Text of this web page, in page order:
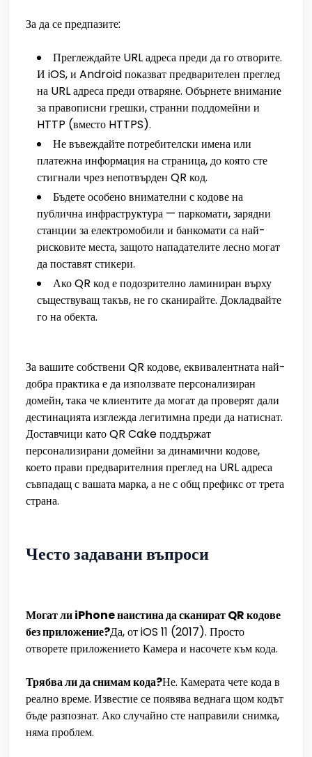
За да се предпазите:
Преглеждайте URL адреса преди да го отворите.
И iOS, и Android показват предварителен преглед
на URL адреса преди отваряне. Обърнете внимание
за правописни грешки, странни поддомейни и
HTTP (вместо HTTPS).
Не въвеждайте потребителски имена или
платежна информация на страница, до която сте
стигнали чрез непотвърден QR код.
Бъдете особено внимателни с кодове на
публична инфраструктура — паркомати, зарядни
станции за електромобили и банкомати са най-
рисковите места, защото нападателите лесно могат
да поставят стикери.
Ако QR код е подозрително ламиниран върху
съществуващ такъв, не го сканирайте. Докладвайте
го на обекта.
За вашите собствени QR кодове, еквивалентната най-
добра практика е да използвате персонализиран
домейн, така че клиентите да могат да проверят дали
дестинацията изглежда легитимна преди да натиснат.
Доставчици като QR Cake поддържат
персонализирани домейни за динамични кодове,
което прави предварителния преглед на URL адреса
съвпадащ с вашата марка, а не с общ префикс от трета
страна.
Често задавани въпроси
Могат ли iPhone наистина да сканират QR кодове
без приложение?Да, от iOS 11 (2017). Просто
отворете приложението Камера и насочете към кода.
Трябва ли да снимам кода?Не. Камерата чете кода в
реално време. Известие се появява веднага щом кодът
бъде разпознат. Ако случайно сте направили снимка,
няма проблем.